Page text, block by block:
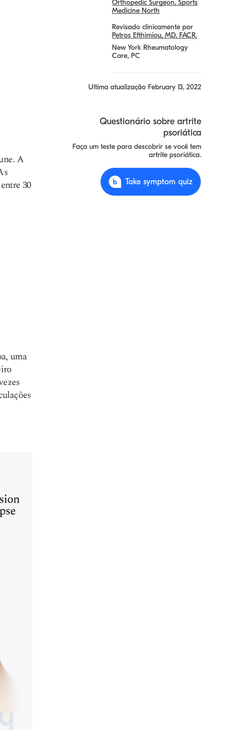
Orthopedic Surgeon, Sports
Medicine North
Revisado clinicamente por
Petros Efthimiou, MD, FACR.
New York Rheumatology
Care, PC
Ultima atualização February 13, 2022
Questionário sobre artrite
psoriática
Faça um teste para descobrir se você tem
artrite psoriática.
Take symptom quiz
A
30
uma